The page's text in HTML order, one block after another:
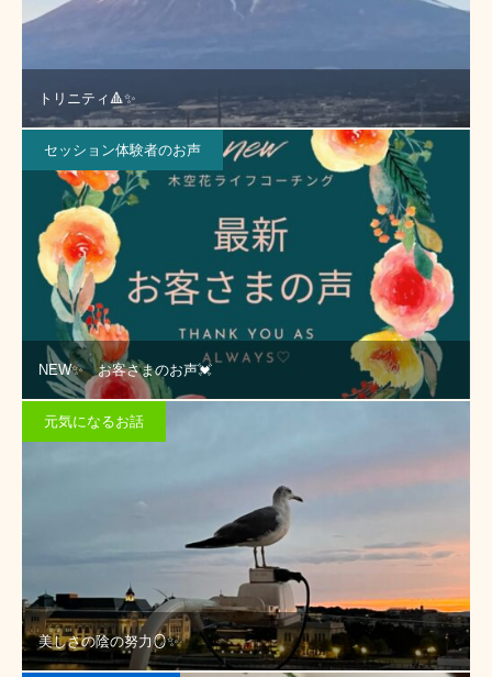
トリニティ🔺✨
セッション体験者のお声
NEW✨ お客さまのお声💓
元気になるお話
美しさの陰の努力🪞✨